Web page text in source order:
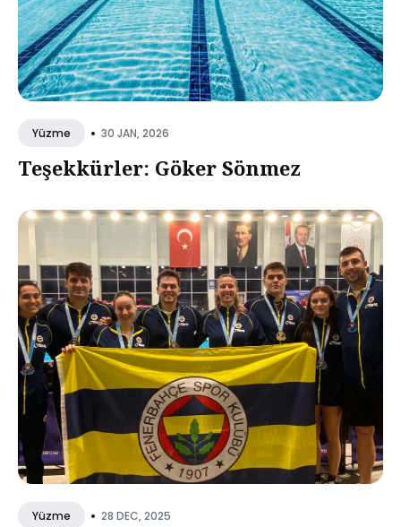
Yüzme • 30 JAN, 2026
Teşekkürler: Göker Sönmez
Yüzme • 28 DEC, 2025